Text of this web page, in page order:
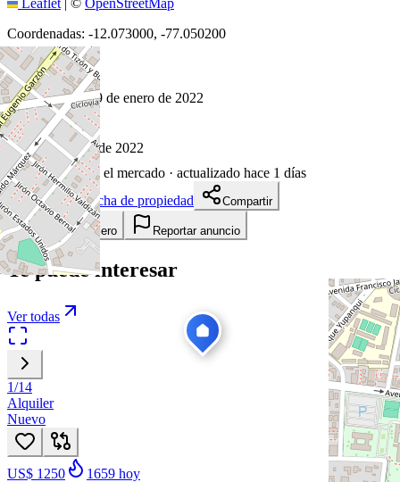
Coordenadas: -12.073000, -77.050200
Cómo llegar
Publicado 29 de enero de 2022
26visitas
29 de enero de 2022
1651 días en el mercado · actualizado hace 1 días
Descargar ficha de propiedad
Compartir
Añadir a tablero Reportar anuncio
Te puede interesar
Ver todas
1/14
Alquiler
Nuevo
US$ 1250 1659 hoy